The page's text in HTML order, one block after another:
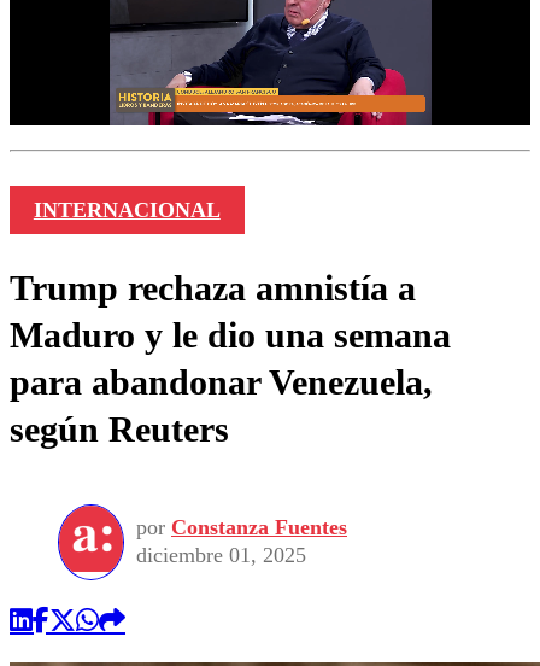
INTERNACIONAL
Trump rechaza amnistía a
Maduro y le dio una semana
para abandonar Venezuela,
según Reuters
por Constanza Fuentes
diciembre 01, 2025